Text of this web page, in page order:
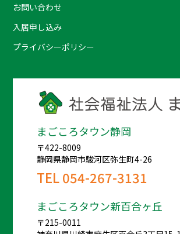
お問い合わせ
入居申し込み
プライバシーポリシー
まごころタウン静岡
〒422-8009
静岡県静岡市駿河区弥生町4-26
TEL054-267-3131
まごころタウン新百合ヶ丘
〒215-0011